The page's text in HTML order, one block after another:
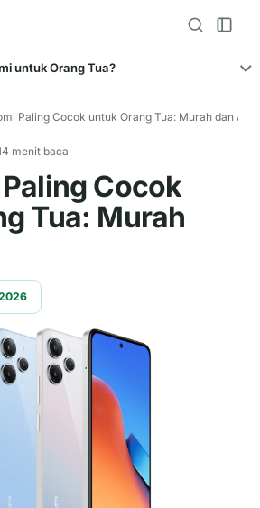
untuk Orang Tua?
Paling Cocok untuk Orang Tua: Murah dan
menit baca
Cocok
Tua: Murah